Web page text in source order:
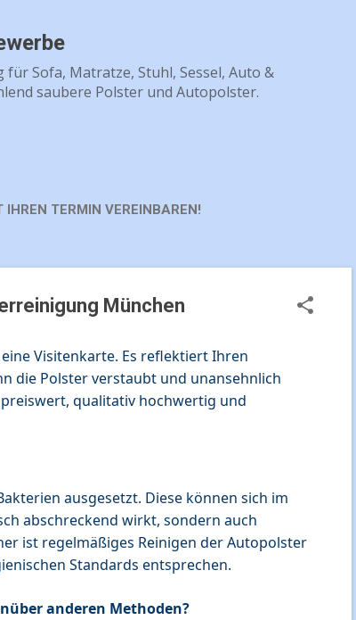
Sofa, Matratze, Stuhl, Sessel, Auto &
saubere Polster und Autopolster.
TERMIN VEREINBAREN!
München
Visitenkarte. Es reflektiert Ihren
die Polster verstaubt und unansehnlich
qualitativ hochwertig und
ausgesetzt. Diese können sich im
abschreckend wirkt, sondern auch
ist regelmäßiges Reinigen der Autopolster
Standards entsprechen.
anderen Methoden?